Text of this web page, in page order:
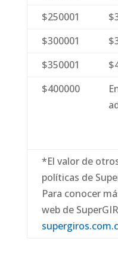
$250001
$300001
$350001
$400000
*El valor de
políticas de
Para conocer
web de